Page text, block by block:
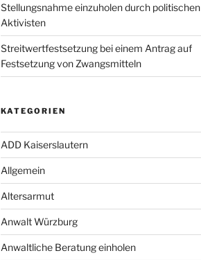
Stellungsnahme einzuholen durch politischen
Aktivisten
Streitwertfestsetzung bei einem Antrag auf
Festsetzung von Zwangsmitteln
KATEGORIEN
ADD Kaiserslautern
Allgemein
Altersarmut
Anwalt Würzburg
Anwaltliche Beratung einholen